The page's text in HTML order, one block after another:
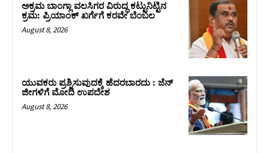
ಅಕ್ರಮ ಬಾಂಗ್ಲಾ ವಲಸಿಗರ ವಿರುದ್ಧ ಕಟ್ಟುನಿಟ್ಟಿನ
ಕ್ರಮ: ಪ್ರಿಯಾಂಕ್ ಖರ್ಗೆಗೆ ಕರವೇ ಬೆಂಬಲ
August 8, 2026
ಯುವಕರು ಪ್ರಶ್ನಿಸುವುದಕ್ಕೆ ಹೆದರಬಾರದು : ಜೆನ್‌
ಜೀಗಳಿಗೆ ಮೋದಿ ಉಪದೇಶ
August 8, 2026